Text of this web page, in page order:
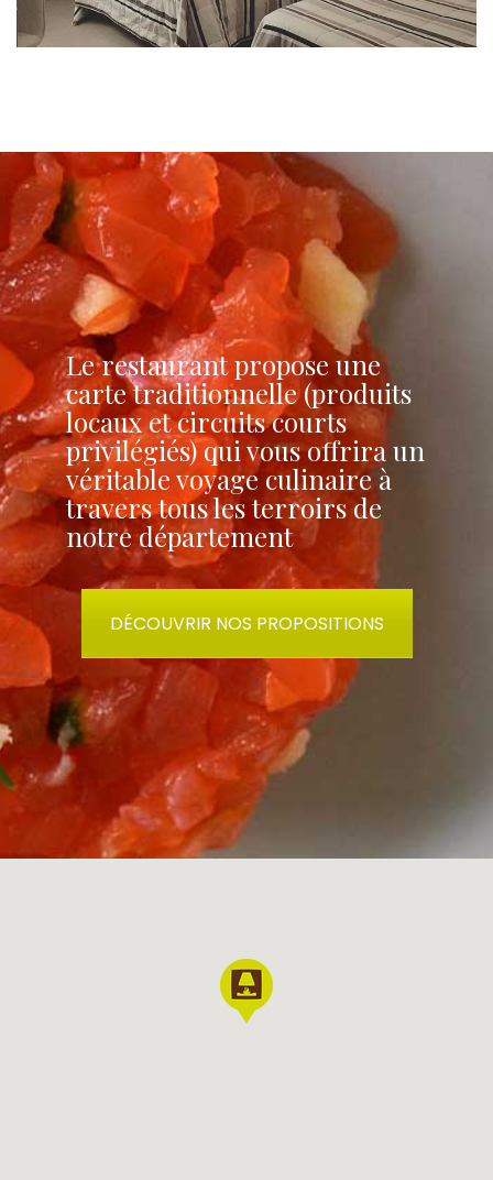
Le restaurant propose une
carte traditionnelle (produits
locaux et circuits courts
privilégiés) qui vous offrira un
véritable voyage culinaire à
travers tous les terroirs de
notre département
DÉCOUVRIR NOS PROPOSITIONS